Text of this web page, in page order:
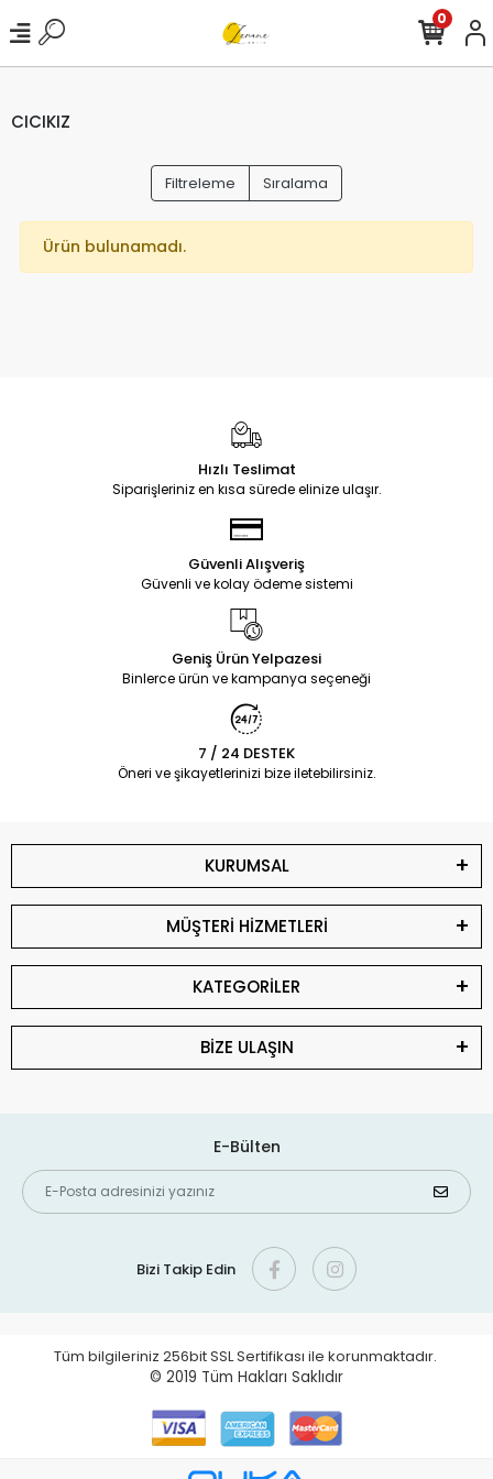
0
CICIKIZ
Filtreleme Sıralama
Ürün bulunamadı.
Hızlı Teslimat
Siparişleriniz en kısa sürede elinize ulaşır.
Güvenli Alışveriş
Güvenli ve kolay ödeme sistemi
Geniş Ürün Yelpazesi
Binlerce ürün ve kampanya seçeneği
7 / 24 DESTEK
Öneri ve şikayetlerinizi bize iletebilirsiniz.
KURUMSAL
MÜŞTERİ HİZMETLERİ
KATEGORİLER
BİZE ULAŞIN
E-Bülten
Bizi Takip Edin
Tüm bilgileriniz 256bit SSL Sertifikası ile korunmaktadır.
© 2019 Tüm Hakları Saklıdır